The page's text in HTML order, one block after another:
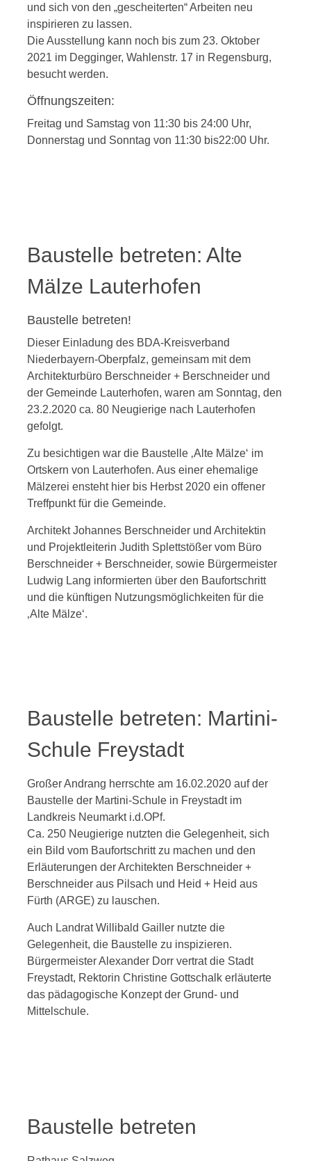
und sich von den „gescheiterten“ Arbeiten neu
inspirieren zu lassen.
Die Ausstellung kann noch bis zum 23. Oktober
2021 im Degginger, Wahlenstr. 17 in Regensburg,
besucht werden.
Öffnungszeiten:
Freitag und Samstag von 11:30 bis 24:00 Uhr,
Donnerstag und Sonntag von 11:30 bis22:00 Uhr.
Baustelle betreten: Alte
Mälze Lauterhofen
Baustelle betreten!
Dieser Einladung des BDA-Kreisverband
Niederbayern-Oberpfalz, gemeinsam mit dem
Architekturbüro Berschneider + Berschneider und
der Gemeinde Lauterhofen, waren am Sonntag, den
23.2.2020 ca. 80 Neugierige nach Lauterhofen
gefolgt.
Zu besichtigen war die Baustelle ‚Alte Mälze‘ im
Ortskern von Lauterhofen. Aus einer ehemalige
Mälzerei ensteht hier bis Herbst 2020 ein offener
Treffpunkt für die Gemeinde.
Architekt Johannes Berschneider und Architektin
und Projektleiterin Judith Splettstößer vom Büro
Berschneider + Berschneider, sowie Bürgermeister
Ludwig Lang informierten über den Baufortschritt
und die künftigen Nutzungsmöglichkeiten für die
‚Alte Mälze‘.
Baustelle betreten: Martini-
Schule Freystadt
Großer Andrang herrschte am 16.02.2020 auf der
Baustelle der Martini-Schule in Freystadt im
Landkreis Neumarkt i.d.OPf.
Ca. 250 Neugierige nutzten die Gelegenheit, sich
ein Bild vom Baufortschritt zu machen und den
Erläuterungen der Architekten Berschneider +
Berschneider aus Pilsach und Heid + Heid aus
Fürth (ARGE) zu lauschen.
Auch Landrat Willibald Gailler nutzte die
Gelegenheit, die Baustelle zu inspizieren.
Bürgermeister Alexander Dorr vertrat die Stadt
Freystadt, Rektorin Christine Gottschalk erläuterte
das pädagogische Konzept der Grund- und
Mittelschule.
Baustelle betreten